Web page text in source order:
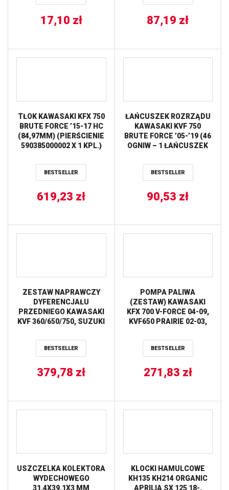
17,10 zł 87,19 zł
TŁOK KAWASAKI KFX 750
BRUTE FORCE ’15-17 HC
(84,97MM) (PIERŚCIENIE
590385000002 X 1 KPL.)
BESTSELLER
619,23 zł
ŁAŃCUSZEK ROZRZĄDU
KAWASAKI KVF 750
BRUTE FORCE ’05-’19 (46
OGNIW – 1 ŁAŃCUSZEK
BRUTE FORCE ’05-’13,
Teryx 750 ’08-’19, KFX 70
BESTSELLER
90,53 zł
ZESTAW NAPRAWCZY
DYFERENCJAŁU
PRZEDNIEGO KAWASAKI
KVF 360/650/750, SUZUKI
BESTSELLER
379,78 zł
POMPA PALIWA
(ZESTAW) KAWASAKI
KFX 700 V-FORCE 04-09,
KVF650 PRAIRIE 02-03,
SUZUKI LTV-700F TWIN
PEAKS 04-06 ALL BALLS
BESTSELLER
271,83 zł
USZCZELKA KOLEKTORA
WYDECHOWEGO
31,4X39,1X3 MM
KLOCKI HAMULCOWE
KH135 KH214 ORGANIC
APRILIA SX 125 18-,